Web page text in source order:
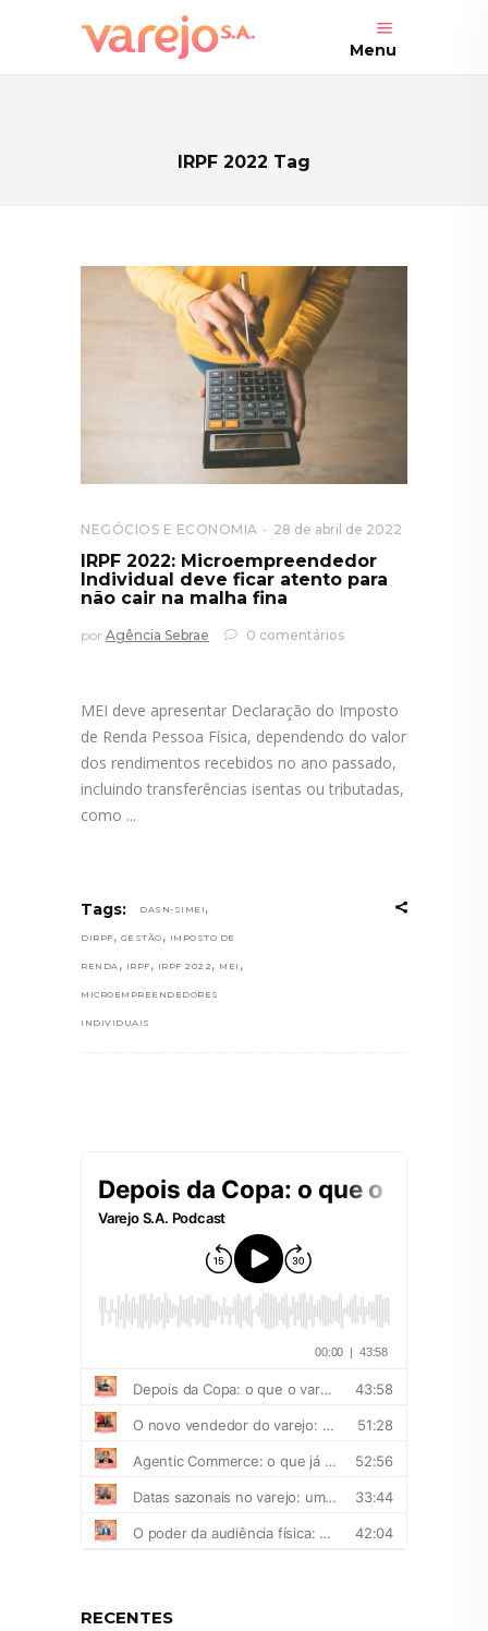
Menu
IRPF 2022 Tag
NEGÓCIOS E ECONOMIA 28 de abril de 2022
IRPF 2022: Microempreendedor
Individual deve ficar atento para
não cair na malha fina
por Agência Sebrae 0 comentários
MEI deve apresentar Declaração do Imposto
de Renda Pessoa Física, dependendo do valor
dos rendimentos recebidos no ano passado,
incluindo transferências isentas ou tributadas,
como
Tags: DASN-SIMEI ,
DIRPF , GESTÃO , IMPOSTO DE
RENDA , IRPF , IRPF 2022 , MEI ,
MICROEMPREENDEDORES
INDIVIDUAIS
RECENTES